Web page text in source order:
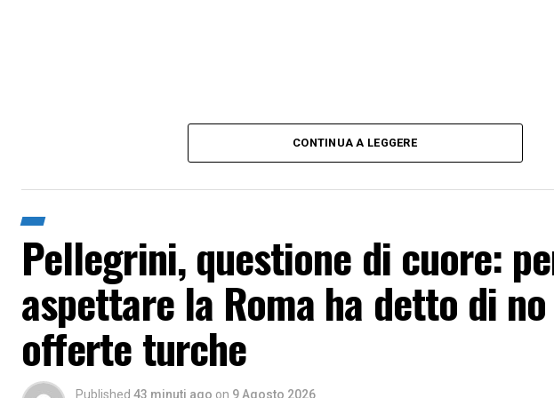
CONTINUA A LEGGERE
Pellegrini, questione di cuore:
aspettare la Roma ha detto di
offerte turche
Published 43 minuti ago on 9 Agosto 2026